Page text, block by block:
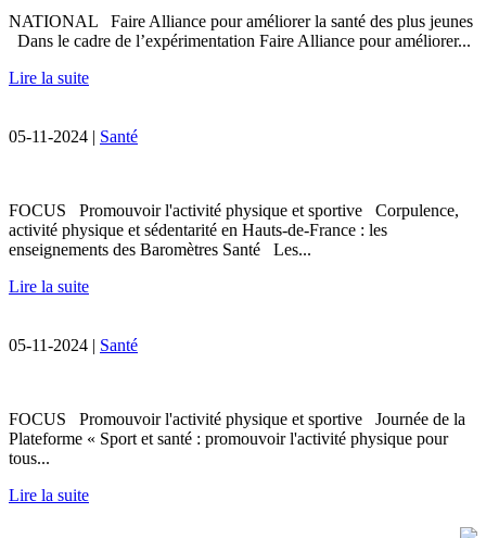
NATIONAL Faire Alliance pour améliorer la santé des plus jeunes
Dans le cadre de l’expérimentation Faire Alliance pour améliorer...
Lire la suite
05-11-2024 | Santé
FOCUS Promouvoir l'activité physique et sportive Corpulence,
activité physique et sédentarité en Hauts-de-France : les
enseignements des Baromètres Santé Les...
Lire la suite
05-11-2024 | Santé
FOCUS Promouvoir l'activité physique et sportive Journée de la
Plateforme « Sport et santé : promouvoir l'activité physique pour
tous...
Lire la suite